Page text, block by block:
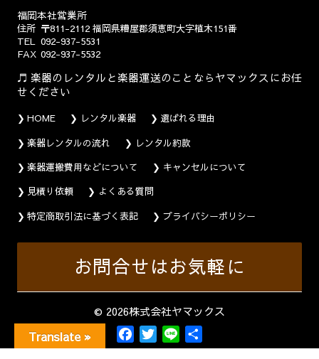
福岡本社営業所
住所 〒811-2112 福岡県糟屋郡須恵町大字植木151番
TEL 092-937-5531
FAX 092-937-5532
楽器のレンタルと楽器運送のことならヤマックスにお任
せください
HOME レンタル楽器
選ばれる理由
楽器レンタルの流れ
レンタル約款
楽器運搬費用などについて
キャンセルについて
見積り依頼
よくある質問
特定商取引法に基づく表記
プライバシーポリシー
お問合せはお気軽に
© 2026株式会社ヤマックス
F
a
T
w
L
Translate »